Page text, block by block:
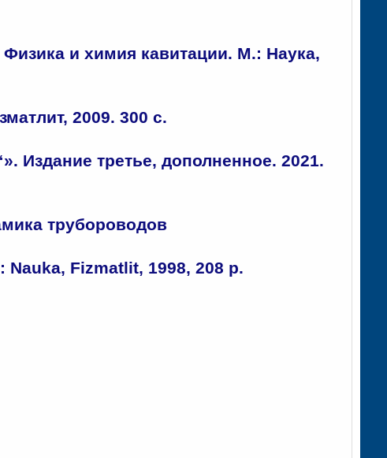
и химия кавитации. М.: Наука,
2009. 300 с.
Издание третье, дополненное. 2021.
трубороводов
Fizmatlit, 1998, 208 p.